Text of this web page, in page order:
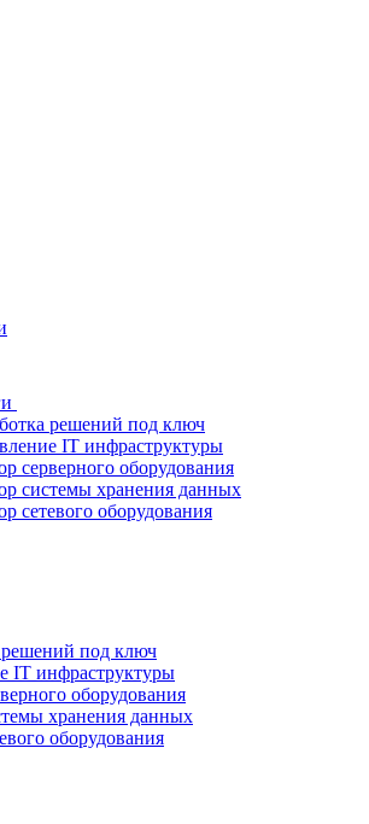
решений под ключ
IT инфраструктуры
серверного оборудования
системы хранения данных
сетевого оборудования
решений под ключ
IT инфраструктуры
оборудования
хранения данных
оборудования